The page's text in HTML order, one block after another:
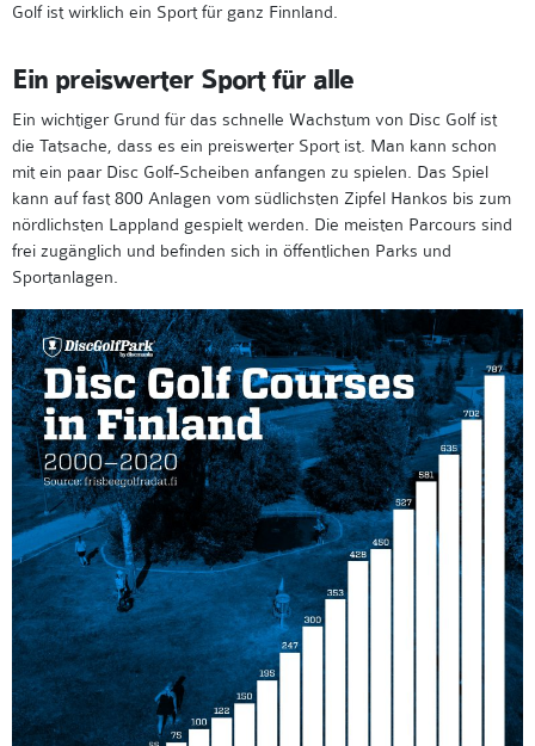
Golf ist wirklich ein Sport für ganz Finnland.
Ein preiswerter Sport für alle
Ein wichtiger Grund für das schnelle Wachstum von Disc Golf ist
die Tatsache, dass es ein preiswerter Sport ist. Man kann schon
mit ein paar Disc Golf-Scheiben anfangen zu spielen. Das Spiel
kann auf fast 800 Anlagen vom südlichsten Zipfel Hankos bis zum
nördlichsten Lappland gespielt werden. Die meisten Parcours sind
frei zugänglich und befinden sich in öffentlichen Parks und
Sportanlagen.